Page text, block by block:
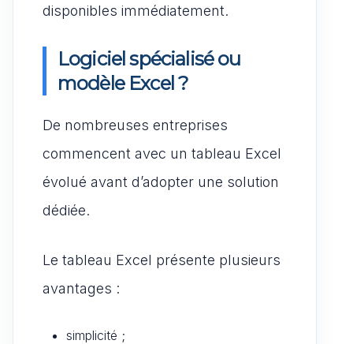
disponibles immédiatement.
Logiciel spécialisé ou
modèle Excel ?
De nombreuses entreprises
commencent avec un tableau Excel
évolué avant d’adopter une solution
dédiée.
Le tableau Excel présente plusieurs
avantages :
simplicité ;